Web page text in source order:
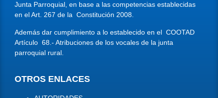
Junta Parroquial, en base a las competencias establecidas
en el Art. 267 de la Constitución 2008.
Además dar cumplimiento a lo establecido en el COOTAD
Artículo 68.- Atribuciones de los vocales de la junta
parroquial rural.
OTROS ENLACES